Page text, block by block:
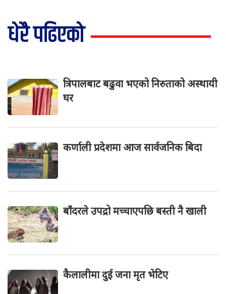
धेरै पढिएको
त्रिपालबाट बढुवा भएको निरुताको अस्थायी
घर
कर्णाली प्रदेशमा आज सार्वजनिक बिदा
बाँदरले उपद्रो मच्चाएपछि बस्ती नै खाली
कैलालीमा दुई जना मृत भेटिए